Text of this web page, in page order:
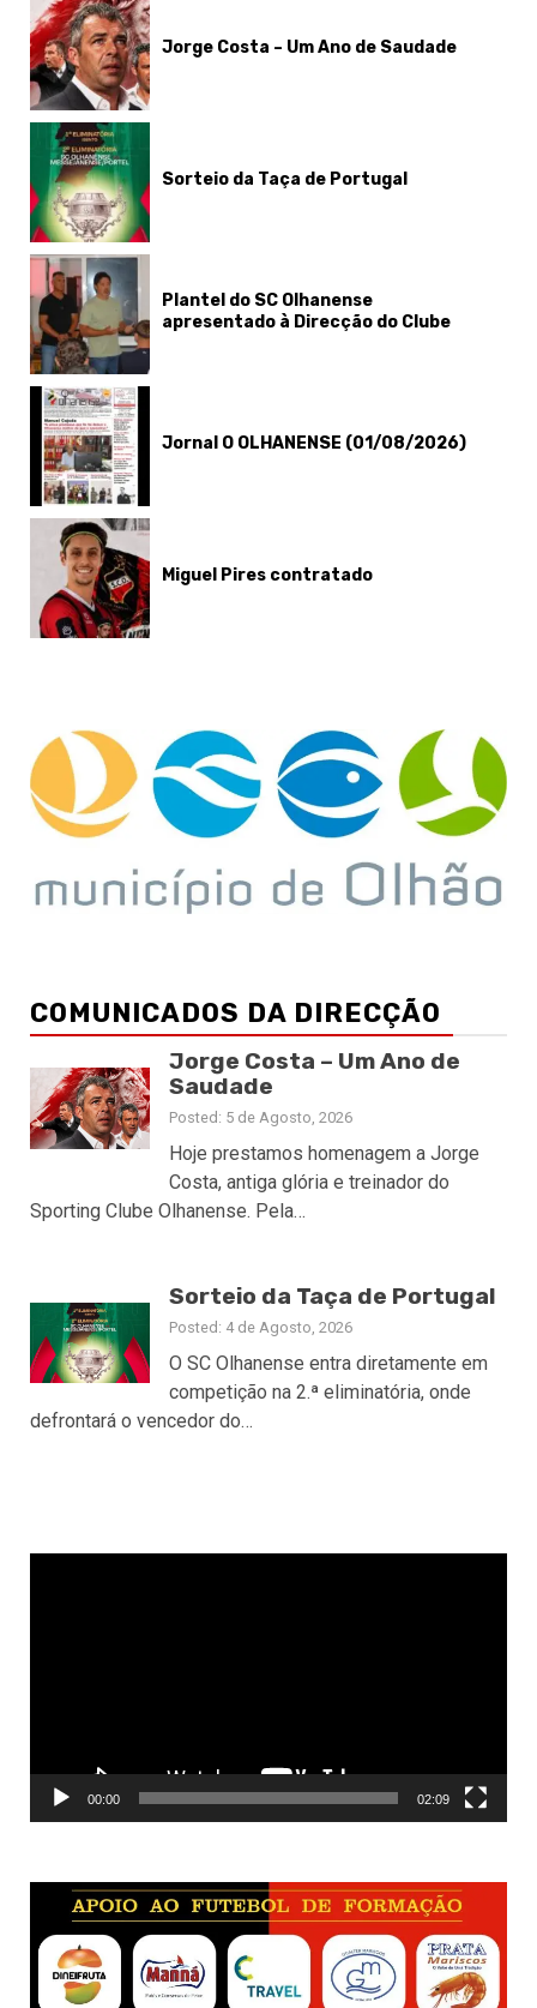
Jorge Costa – Um Ano de Saudade
Sorteio da Taça de Portugal
Plantel do SC Olhanense
apresentado à Direcção do Clube
Jornal O OLHANENSE (01/08/2026)
Miguel Pires contratado
COMUNICADOS DA DIRECÇÃO
Jorge Costa – Um Ano de
Saudade
Posted: 5 de Agosto, 2026
Hoje prestamos homenagem a Jorge
Costa, antiga glória e treinador do
Sporting Clube Olhanense. Pela…
Sorteio da Taça de Portugal
Posted: 4 de Agosto, 2026
O SC Olhanense entra diretamente em
competição na 2.ª eliminatória, onde
defrontará o vencedor do…
00:00 02:09